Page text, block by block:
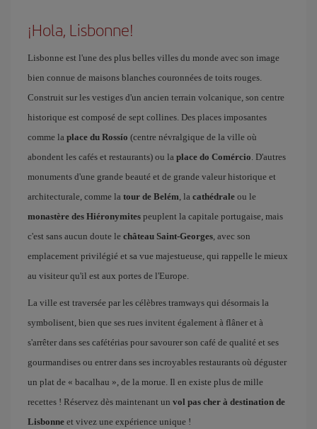
¡Hola, Lisbonne!
Lisbonne est l'une des plus belles villes du monde avec son image
bien connue de maisons blanches couronnées de toits rouges.
Construit sur les vestiges d'un ancien terrain volcanique, son centre
historique est composé de sept collines. Des places imposantes
comme la place du Rossío (centre névralgique de la ville où
abondent les cafés et restaurants) ou la place do Comércio. D'autres
monuments d'une grande beauté et de grande valeur historique et
architecturale, comme la tour de Belém, la cathédrale ou le
monastère des Hiéronymites peuplent la capitale portugaise, mais
c'est sans aucun doute le château Saint-Georges, avec son
emplacement privilégié et sa vue majestueuse, qui rappelle le mieux
au visiteur qu'il est aux portes de l'Europe.
La ville est traversée par les célèbres tramways qui désormais la
symbolisent, bien que ses rues invitent également à flâner et à
s'arrêter dans ses cafétérias pour savourer son café de qualité et ses
gourmandises ou entrer dans ses incroyables restaurants où déguster
un plat de « bacalhau », de la morue. Il en existe plus de mille
recettes ! Réservez dès maintenant un vol pas cher à destination de
Lisbonne et vivez une expérience unique !